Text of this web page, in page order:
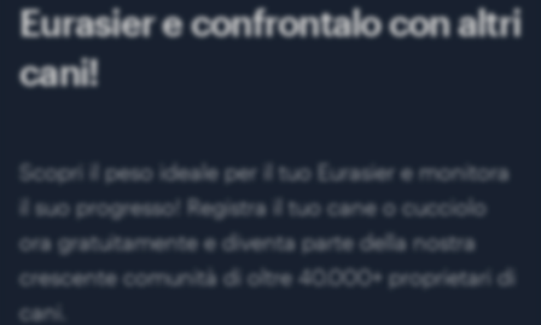
Eurasier e confrontalo con altri
cani!
Scopri il peso ideale per il tuo Eurasier e monitora
il suo progresso! Registra il tuo cane o cucciolo
ora gratuitamente e diventa parte della nostra
crescente comunità di oltre 40.000+ proprietari di
cani.